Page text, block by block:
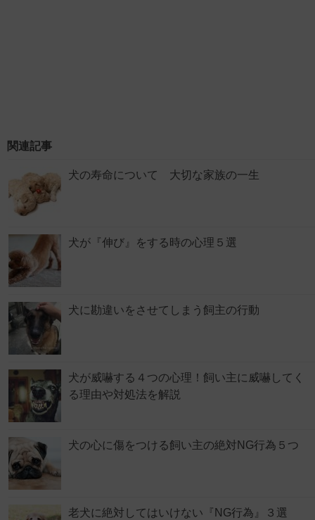
関連記事
犬の寿命について 大切な家族の一生
犬が『伸び』をする時の心理５選
犬に勘違いをさせてしまう飼主の行動
犬が威嚇する４つの心理！飼い主に威嚇してく
る理由や対処法を解説
犬の心に傷をつける飼い主の絶対NG行為５つ
老犬に絶対してはいけない『NG行為』３選